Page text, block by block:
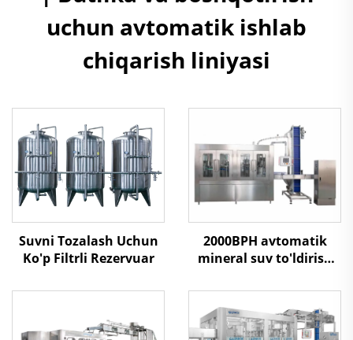
uchun avtomatik ishlab
chiqarish liniyasi
Suvni Tozalash Uchun
Ko'p Filtrli Rezervuar
2000BPH avtomatik
mineral suv to'ldirish